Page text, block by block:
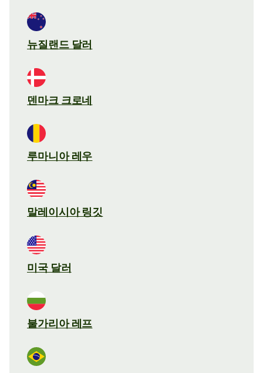
뉴질랜드 달러
덴마크 크로네
루마니아 레우
말레이시아 링깃
미국 달러
불가리아 레프